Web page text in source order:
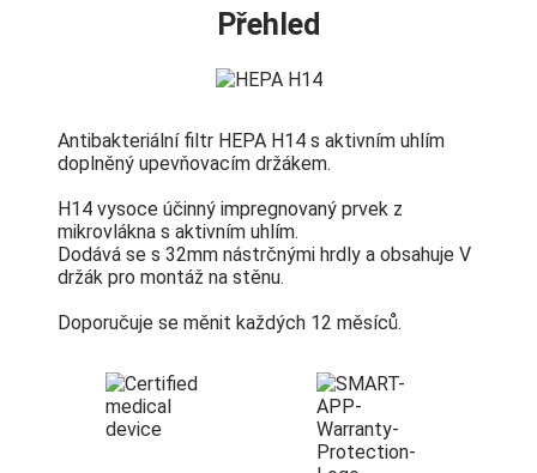
Antibakteriální filtr HEPA H14 s aktivním uhlím
doplněný upevňovacím držákem.
H14 vysoce účinný impregnovaný prvek z
mikrovlákna s aktivním uhlím.
Dodává se s 32mm nástrčnými hrdly a obsahuje V
držák pro montáž na stěnu.
Doporučuje se měnit každých 12 měsíců.
Přehled